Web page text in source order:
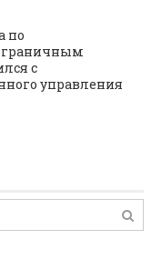
по
с
управления